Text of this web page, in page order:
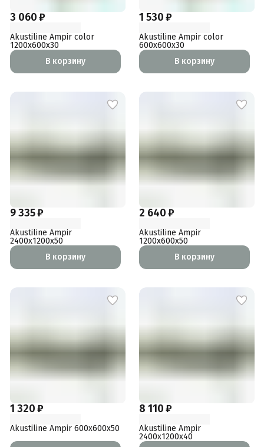
3 060 ₽
Akustiline Ampir color
1200x600x30
В корзину
1 530 ₽
Akustiline Ampir color
600x600x30
В корзину
9 335 ₽
Akustiline Ampir
2400x1200x50
В корзину
2 640 ₽
Akustiline Ampir
1200x600x50
В корзину
1 320 ₽
Akustiline Ampir 600x600x50
8 110 ₽
Akustiline Ampir
2400x1200x40